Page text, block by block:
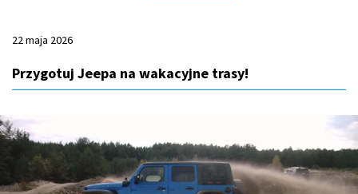
22 maja 2026
Przygotuj Jeepa na wakacyjne trasy!